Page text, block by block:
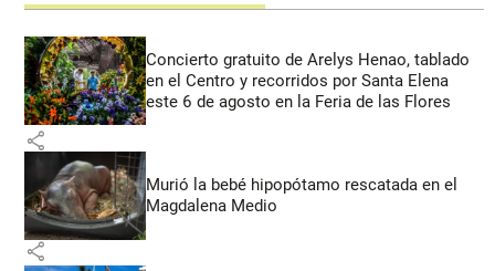
Concierto gratuito de Arelys Henao, tablado
en el Centro y recorridos por Santa Elena
este 6 de agosto en la Feria de las Flores
share
Murió la bebé hipopótamo rescatada en el
Magdalena Medio
share